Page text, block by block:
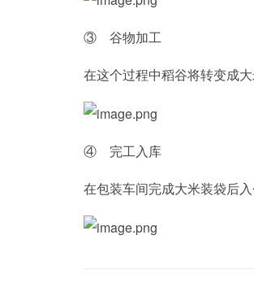
③ 谷物加工
在这个过程中稻谷将转变成
④ 完工入库
在包装车间完成大米装袋后